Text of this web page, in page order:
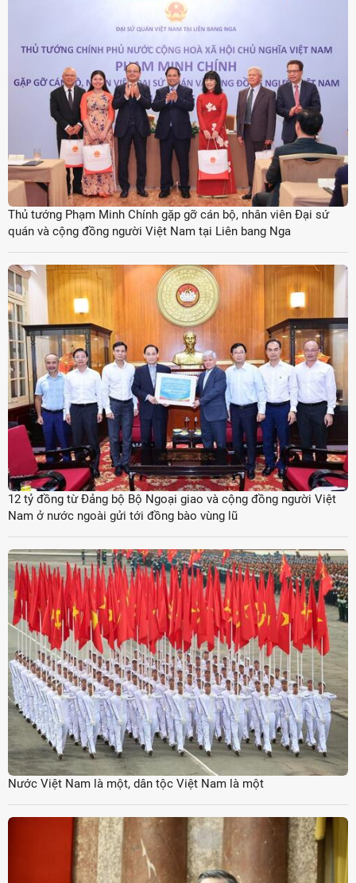
Thủ tướng Phạm Minh Chính gặp gỡ cán bộ, nhân viên Đại sứ
quán và cộng đồng người Việt Nam tại Liên bang Nga
12 tỷ đồng từ Đảng bộ Bộ Ngoại giao và cộng đồng người Việt
Nam ở nước ngoài gửi tới đồng bào vùng lũ
Nước Việt Nam là một, dân tộc Việt Nam là một